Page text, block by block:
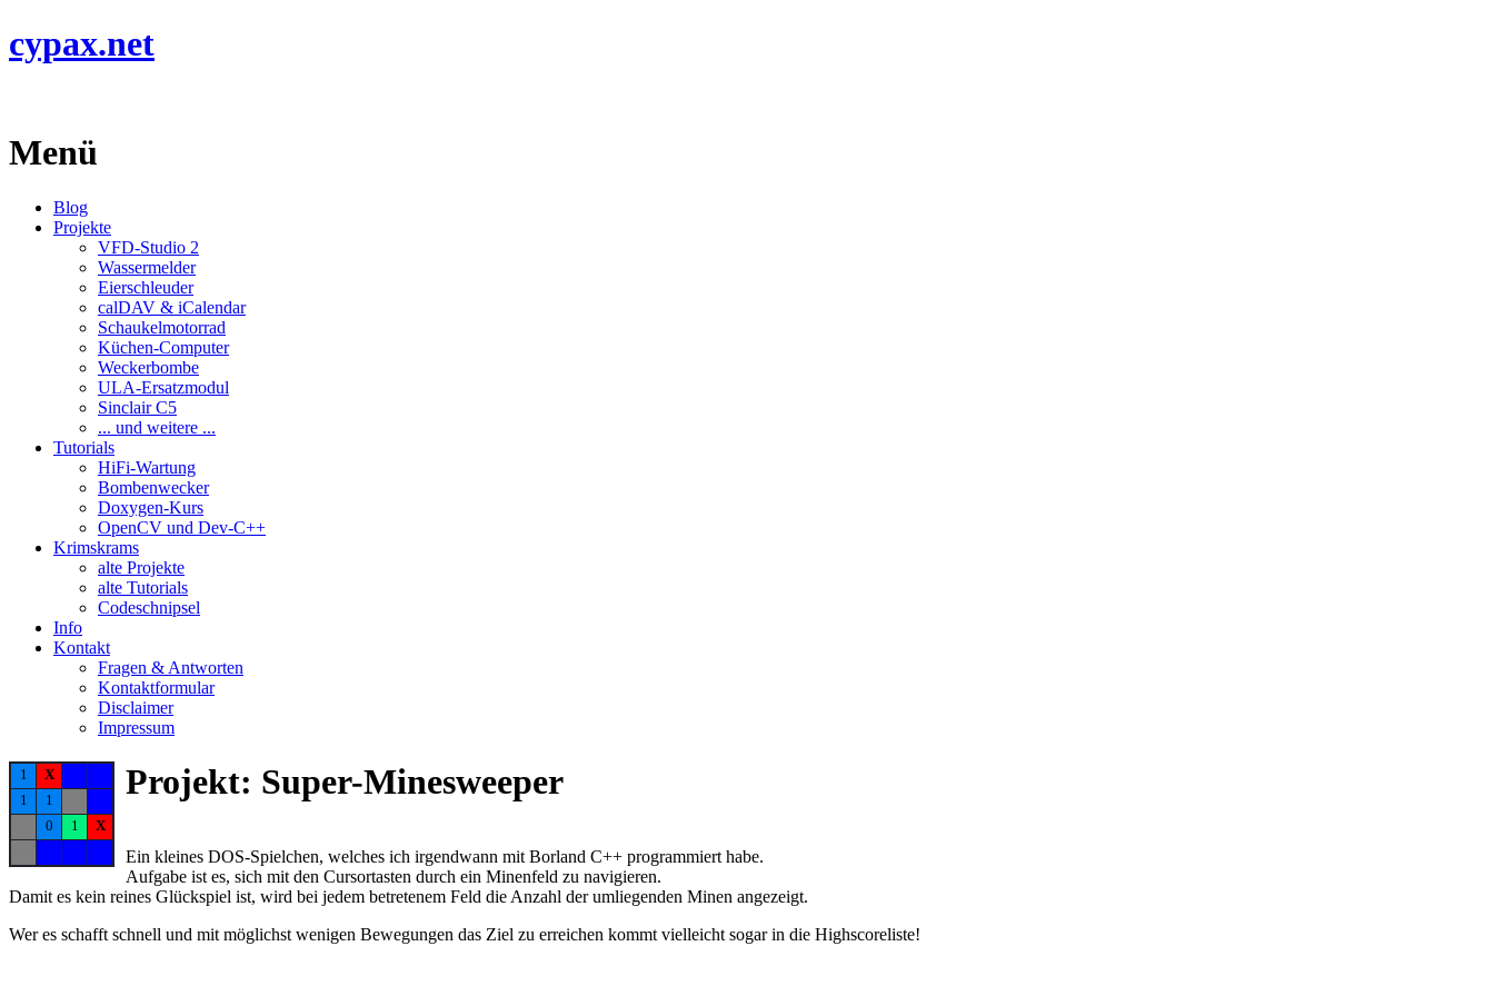
cypax.net
Menü
Blog
Projekte
VFD-Studio 2
Wassermelder
Eierschleuder
calDAV & iCalendar
Schaukelmotorrad
Küchen-Computer
Weckerbombe
ULA-Ersatzmodul
Sinclair C5
... und weitere ...
Tutorials
HiFi-Wartung
Bombenwecker
Doxygen-Kurs
OpenCV und Dev-C++
Krimskrams
alte Projekte
alte Tutorials
Codeschnipsel
Info
Kontakt
Fragen & Antworten
Kontaktformular
Disclaimer
Impressum
1
X
1
1
0
1 X
Projekt: Super-Minesweeper
Ein kleines DOS-Spielchen, welches ich irgendwann mit Borland C++ programmiert habe.
Aufgabe ist es, sich mit den Cursortasten durch ein Minenfeld zu navigieren.
Damit es kein reines Glückspiel ist, wird bei jedem betretenem Feld die Anzahl der umliegenden Minen angezeigt.
Wer es schafft schnell und mit möglichst wenigen Bewegungen das Ziel zu erreichen kommt vielleicht sogar in die Highscoreliste!